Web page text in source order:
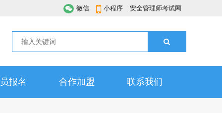
微信 小程序 安全管理师考试网
报名 合作加盟 联系我们